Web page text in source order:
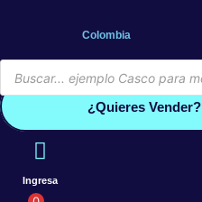
Colombia
Búsqueda
de
productos
¿Quieres Vender?
Ingresa